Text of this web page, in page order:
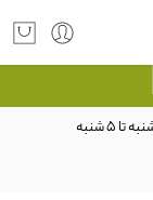
خود شرکت لانگ لایف
بسته بندی را ملاحظه